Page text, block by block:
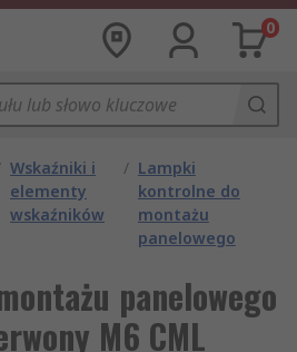
0
Wskaźniki i
elementy
wskaźników
/ Lampki
kontrolne do
montażu
panelowego
panelowego
M6 CML